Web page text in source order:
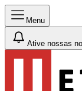
Menu
Ative nossas